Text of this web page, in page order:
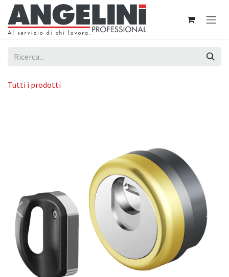
Passa al contenuto
Tutti i prodotti